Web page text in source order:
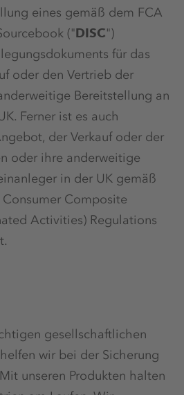
eines gemäß dem FCA
("DISC")
für das
oder den Vertrieb der
Bereitstellung an
Ferner ist es auch
der Verkauf oder der
oder ihre anderweitige
in der UK gemäß
Composite
Activities) Regulations
gesellschaftlichen
wir bei der Sicherung
unseren Produkten halten